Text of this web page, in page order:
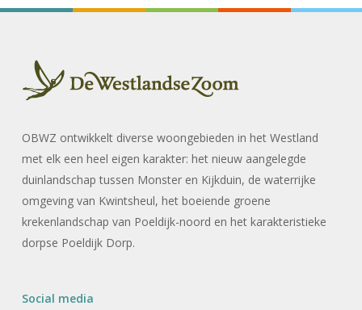
OBWZ ontwikkelt diverse woongebieden in het Westland
met elk een heel eigen karakter: het nieuw aangelegde
duinlandschap tussen Monster en Kijkduin, de waterrijke
omgeving van Kwintsheul, het boeiende groene
krekenlandschap van Poeldijk-noord en het karakteristieke
dorpse Poeldijk Dorp.
Social media